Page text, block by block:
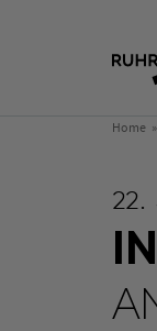
Home
22.